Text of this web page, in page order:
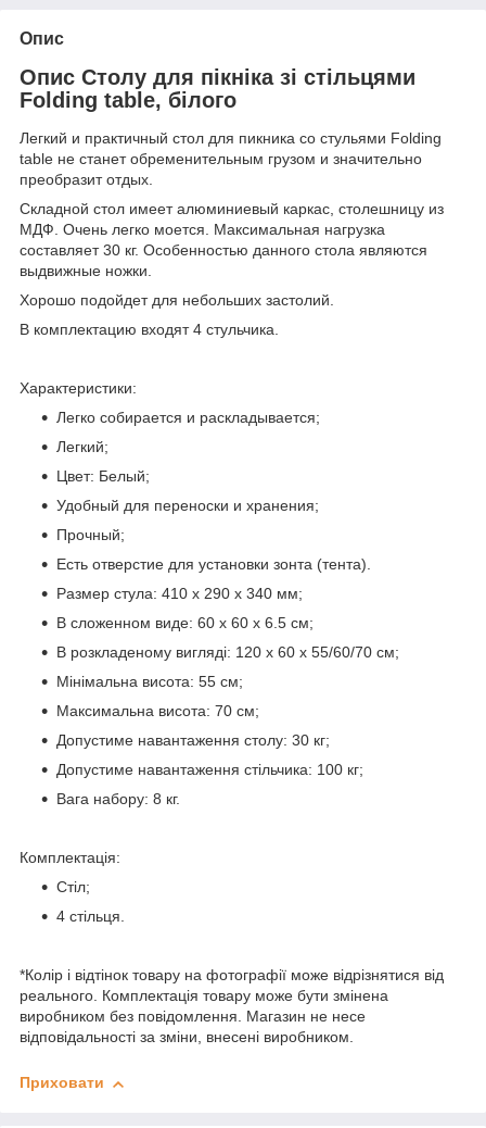
Опис
Опис Столу для пікніка зі стільцями
Folding table, білого
Легкий и практичный стол для пикника со стульями Folding
table не станет обременительным грузом и значительно
преобразит отдых.
Складной стол имеет алюминиевый каркас, столешницу из
МДФ. Очень легко моется. Максимальная нагрузка
составляет 30 кг. Особенностью данного стола являются
выдвижные ножки.
Хорошо подойдет для небольших застолий.
В комплектацию входят 4 стульчика.
Характеристики:
Легко собирается и раскладывается;
Легкий;
Цвет: Белый;
Удобный для переноски и хранения;
Прочный;
Есть отверстие для установки зонта (тента).
Размер стула: 410 х 290 х 340 мм;
В сложенном виде: 60 х 60 х 6.5 см;
В розкладеному вигляді: 120 х 60 х 55/60/70 см;
Мінімальна висота: 55 см;
Максимальна висота: 70 см;
Допустиме навантаження столу: 30 кг;
Допустиме навантаження стільчика: 100 кг;
Вага набору: 8 кг.
Комплектація:
Стіл;
4 стільця.
*Колір і відтінок товару на фотографії може відрізнятися від
реального. Комплектація товару може бути змінена
виробником без повідомлення. Магазин не несе
відповідальності за зміни, внесені виробником.
Приховати